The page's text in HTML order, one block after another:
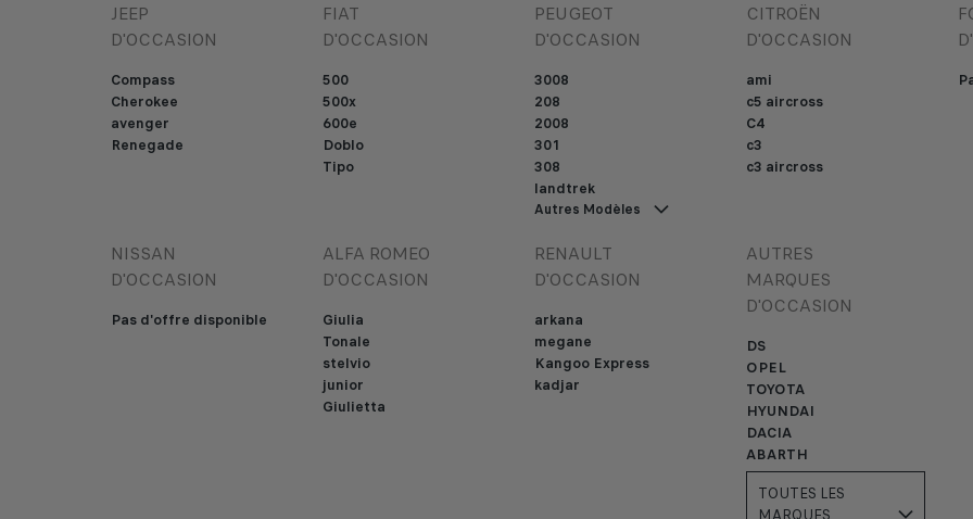
JEEP
D'OCCASION
Compass
Cherokee
avenger
Renegade
FIAT
D'OCCASION
500
500x
600e
Doblo
Tipo
PEUGEOT
D'OCCASION
3008
208
2008
301
308
landtrek
Autres Modèles
CITROËN
D'OCCASION
ami
c5 aircross
C4
c3
c3 aircross
NISSAN
D'OCCASION
Pas d'offre disponible
ALFA ROMEO
D'OCCASION
Giulia
Tonale
stelvio
junior
Giulietta
RENAULT
D'OCCASION
arkana
megane
Kangoo Express
kadjar
AUTRES
MARQUES
D'OCCASION
DS
OPEL
TOYOTA
HYUNDAI
DACIA
ABARTH
TOUTES LES